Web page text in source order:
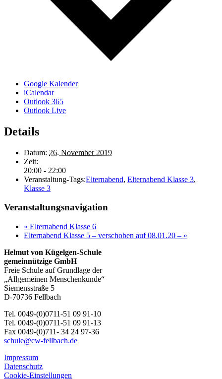
Google Kalender
iCalendar
Outlook 365
Outlook Live
Details
Datum: 26. November 2019
Zeit:
20:00 - 22:00
Veranstaltung-Tags:Elternabend, Elternabend Klasse 3,
Klasse 3
Veranstaltungsnavigation
« Elternabend Klasse 6
Elternabend Klasse 5 – verschoben auf 08.01.20 – »
Helmut von Kügelgen-Schule
gemeinnützige GmbH
Freie Schule auf Grundlage der
„Allgemeinen Menschenkunde“
Siemensstraße 5
D-70736 Fellbach
Tel. 0049-(0)0711-51 09 91-10
Tel. 0049-(0)0711-51 09 91-13
Fax 0049-(0)711- 34 24 97-36
schule@cw-fellbach.de
Impressum
Datenschutz
Cookie-Einstellungen